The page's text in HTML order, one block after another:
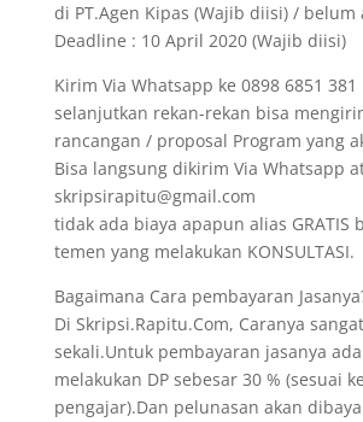
di PT.Agen Kipas (Wajib diisi) /
Deadline : 10 April 2020 (Wajib diisi)
Kirim Via Whatsapp ke 0898 6851 381
selanjutkan rekan-rekan bisa
rancangan / proposal Program yang
Bisa langsung dikirim Via Whatsapp
skripsirapitu@gmail.com
tidak ada biaya apapun alias GRATIS
temen yang melakukan KONSULTASI.
Bagaimana Cara pembayaran
Di Skripsi.Rapitu.Com, Caranya
sekali.Untuk pembayaran jasanya
melakukan DP sebesar 30 % (sesuai
pengajar).Dan pelunasan akan